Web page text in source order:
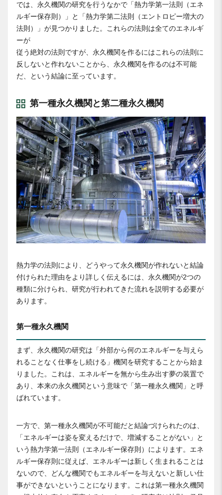
では、永久機関の研究を行うなかで「熱力学第一法則（エネ
ルギー保存則）」と「熱力学第二法則（エントロピー増大の
法則）」が見つかりました。これらの法則は全てのエネルギ
ーが
従う絶対の法則ですが、永久機関を作るにはこれらの法則に
反しないと作れないことから、永久機関を作るのは不可能
だ、という結論に至っています。
第一種永久機関と第二種永久機関
熱力学の法則により、どうやって永久機関が作れないと結論
付けられた理由をより詳しく伝えるには、永久機関が2つの
種類に分けられ、研究が行われてきた流れを説明する必要が
あります。
第一種永久機関
まず、永久機関の研究は「外部から何のエネルギーを与えら
れることなく仕事をし続ける」機関を研究することから始ま
りました。これは、エネルギーを無から生み出す夢の装置で
あり、本来の永久機関という意味で「第一種永久機関」と呼
ばれています。
一方で、第一種永久機関が不可能だと結論づけられたのは、
「エネルギーは姿を変えるだけで、増減することがない」と
いう熱力学第一法則（エネルギー保存則）によります。エネ
ルギー保存則に従えば、エネルギーは新しく生まれることは
ないので、どんな機関でもエネルギーを与えないと新しい仕
事ができないということになります。これは第一種永久機関